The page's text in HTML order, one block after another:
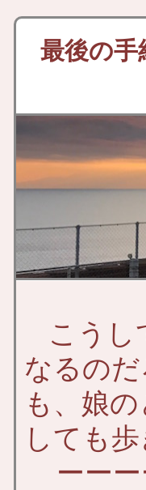
最後の手
こうし
なるの
も、娘
しても
ーーー